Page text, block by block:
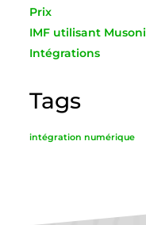
Prix
IMF utilisant Musoni
Intégrations
Tags
intégration numérique